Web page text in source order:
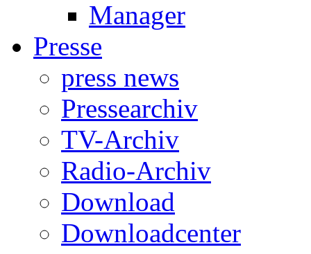
Manager
Presse
press news
Pressearchiv
TV-Archiv
Radio-Archiv
Download
Downloadcenter